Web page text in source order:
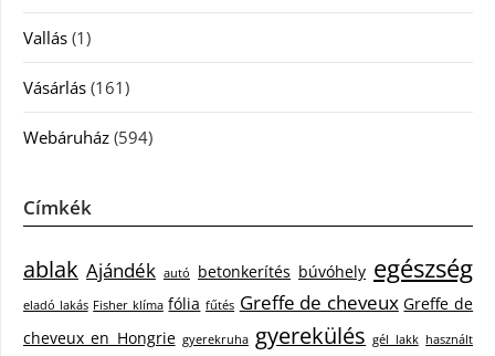
Vallás (1)
Vásárlás (161)
Webáruház (594)
Címkék
ablak Ajándék autó betonkerítés búvóhely egészség
eladó lakás Fisher klíma fólia fűtés Greffe de cheveux Greffe de
cheveux en Hongrie gyerekruha gyerekülés gél lakk használt